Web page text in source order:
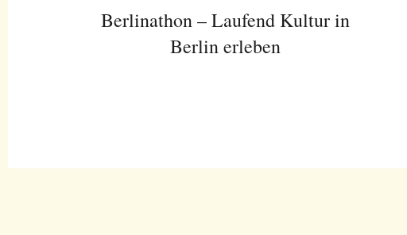
Berlinathon – Laufend Kultur in
Berlin erleben